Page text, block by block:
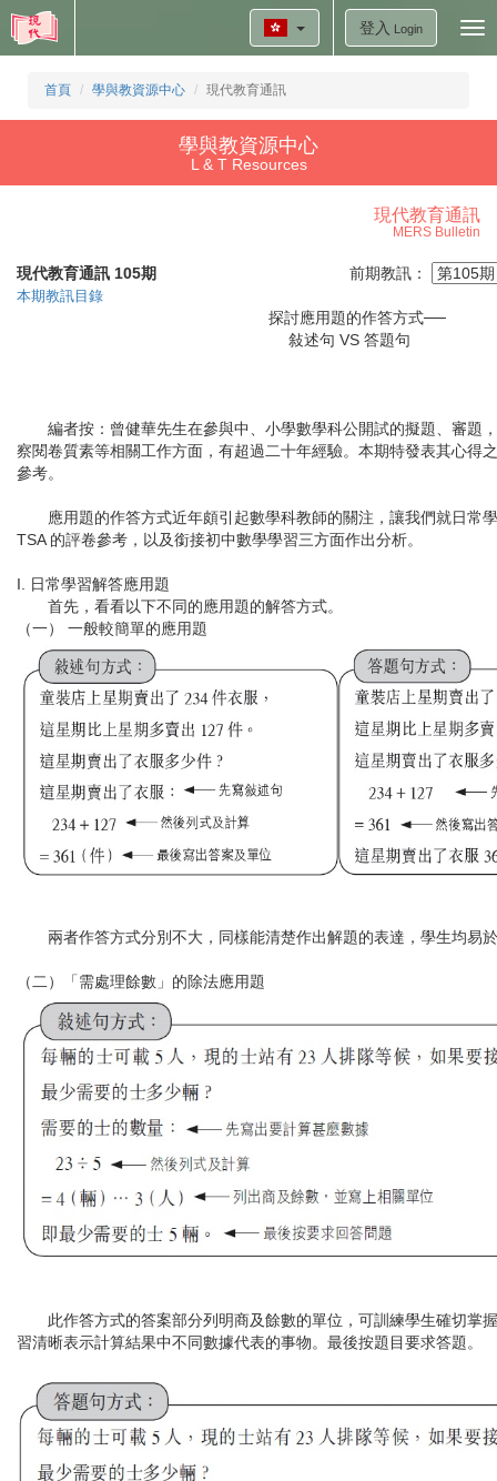
登入 Login
首頁 學與教資源中心 現代教育通訊
學與教資源中心
L & T Resources
現代教育通訊
MERS Bulletin
現代教育通訊 105期 前期教訊：
本期教訊目錄
探討應用題的作答方式──
敍述句 VS 答題句
編者按：曾健華先生在參與中、小學數學科公開試的擬題、審題
察閱卷質素等相關工作方面，有超過二十年經驗。本期特發表其心得
參考。
應用題的作答方式近年頗引起數學科教師的關注，讓我們就日常
TSA 的評卷參考，以及銜接初中數學學習三方面作出分析。
I. 日常學習解答應用題
首先，看看以下不同的應用題的解答方式。
（一） 一般較簡單的應用題
兩者作答方式分別不大，同樣能清楚作出解題的表達，學生均易
（二）「需處理餘數」的除法應用題
此作答方式的答案部分列明商及餘數的單位，可訓練學生確切掌
習清晰表示計算結果中不同數據代表的事物。最後按題目要求答題。